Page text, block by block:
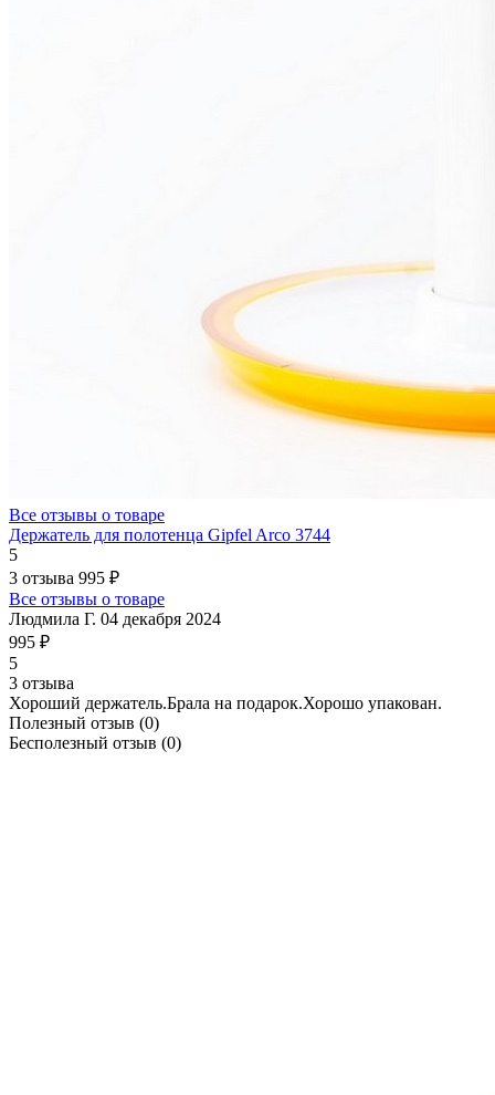
Все отзывы о товаре
Держатель для полотенца Gipfel Arco 3744
5
3 отзыва 995 ₽
Все отзывы о товаре
Людмила Г. 04 декабря 2024
995 ₽
5
3 отзыва
Хороший держатель.Брала на подарок.Хорошо упакован.
Полезный отзыв (0)
Бесполезный отзыв (0)